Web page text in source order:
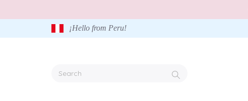
¡Hello from Peru!